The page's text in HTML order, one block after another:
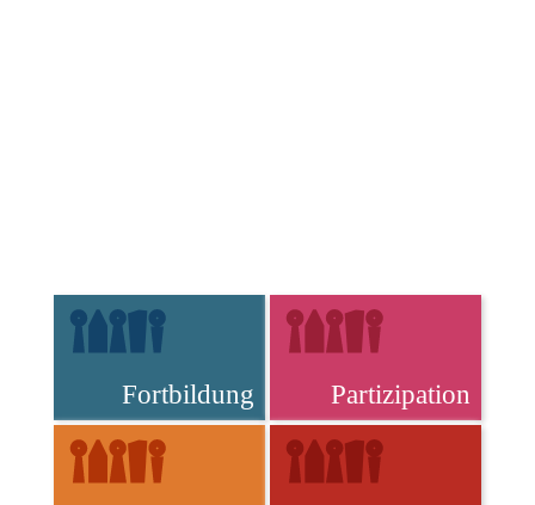
Fortbildung Partizipation